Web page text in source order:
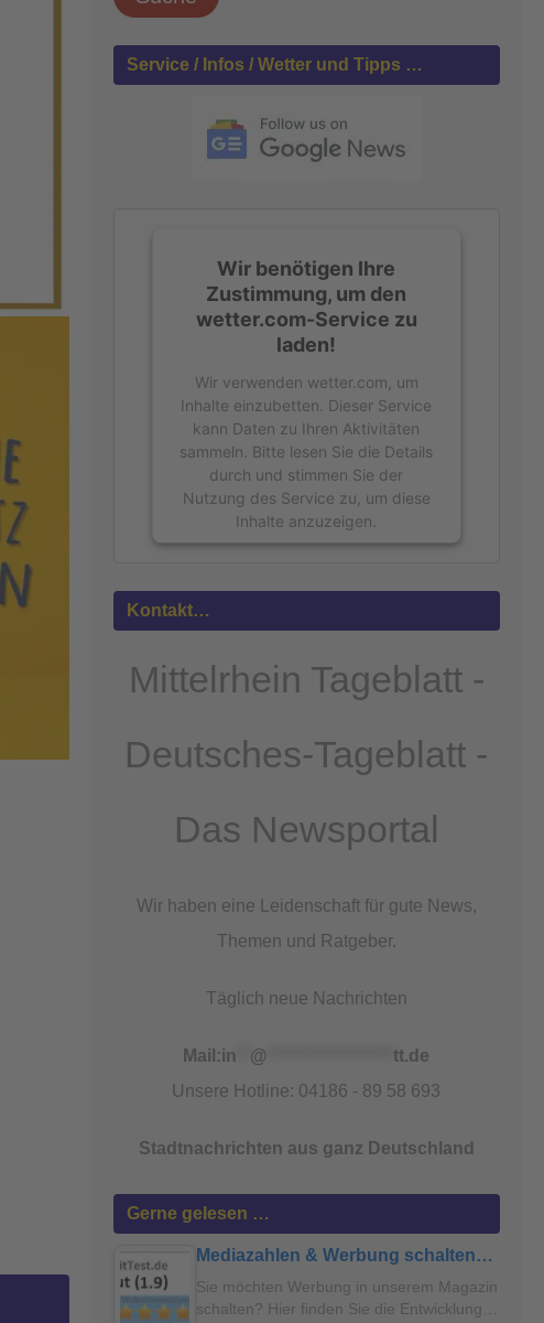
h
n
Service / Infos / Wetter und Tipps …
Wir benötigen Ihre
Zustimmung, um den
wetter.com-Service zu
laden!
Wir verwenden wetter.com, um
Inhalte einzubetten. Dieser Service
kann Daten zu Ihren Aktivitäten
sammeln. Bitte lesen Sie die Details
durch und stimmen Sie der
Nutzung des Service zu, um diese
Inhalte anzuzeigen.
Informationen
Akzeptieren
powered byUsercentrics Consent
Management Platform&eRecht24
Kontakt…
Mittelrhein Tageblatt -
Deutsches-Tageblatt -
Das Newsportal
Wir haben eine Leidenschaft für gute News,
Themen und Ratgeber.
Täglich neue Nachrichten
Mail:in @ *******************tt.de
Unsere Hotline: 04186 - 89 58 693
Stadtnachrichten aus ganz Deutschland
Gerne gelesen …
Mediazahlen & Werbung schalten…
Sie möchten Werbung in unserem Magazin
schalten? Hier finden Sie die Entwicklung…